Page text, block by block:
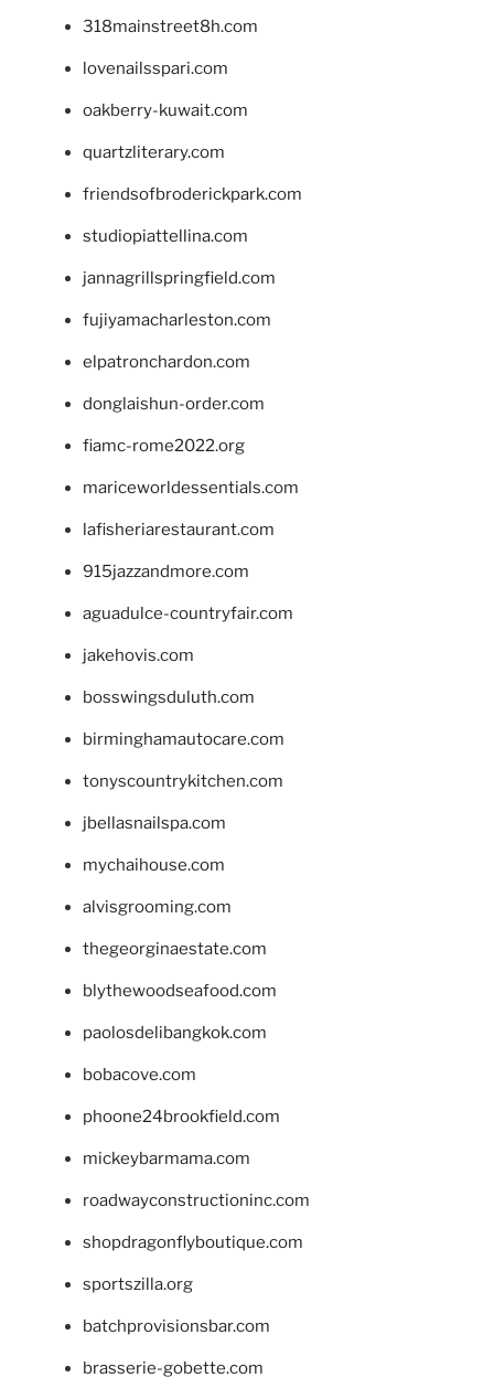
318mainstreet8h.com
lovenailsspari.com
oakberry-kuwait.com
quartzliterary.com
friendsofbroderickpark.com
studiopiattellina.com
jannagrillspringfield.com
fujiyamacharleston.com
elpatronchardon.com
donglaishun-order.com
fiamc-rome2022.org
mariceworldessentials.com
lafisheriarestaurant.com
915jazzandmore.com
aguadulce-countryfair.com
jakehovis.com
bosswingsduluth.com
birminghamautocare.com
tonyscountrykitchen.com
jbellasnailspa.com
mychaihouse.com
alvisgrooming.com
thegeorginaestate.com
blythewoodseafood.com
paolosdelibangkok.com
bobacove.com
phoone24brookfield.com
mickeybarmama.com
roadwayconstructioninc.com
shopdragonflyboutique.com
sportszilla.org
batchprovisionsbar.com
brasserie-gobette.com